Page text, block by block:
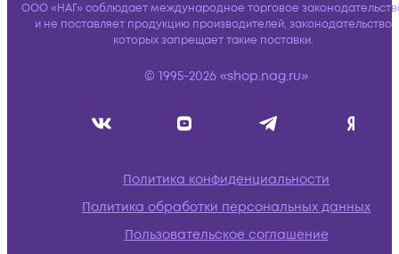
ООО «НАГ» соблюдает международное торговое
и не поставляет продукцию производителей, законодательство
которых запрещает такие поставки.
© 1995-2026 «shop.nag.ru»
Политика конфиденциальности
Политика обработки персональных данных
Пользовательское соглашение